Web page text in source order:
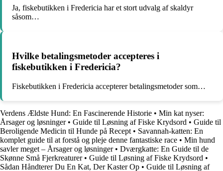
Ja, fiskebutikken i Fredericia har et stort udvalg af skaldyr
såsom…
Hvilke betalingsmetoder accepteres i
fiskebutikken i Fredericia?
Fiskebutikken i Fredericia accepterer betalingsmetoder som…
Verdens Ældste Hund: En Fascinerende Historie • Min kat nyser:
Årsager og løsninger• Guide til Løsning af Fiske Krydsord • Guide til
Beroligende Medicin til Hunde på Recept • Savannah-katten: En
komplet guide til at forstå og pleje denne fantastiske race • Min hund
savler meget – Årsager og løsninger• Dværgkatte: En Guide til de
Skønne Små Fjerkreaturer• Guide til Løsning af Fiske Krydsord •
Sådan Håndterer Du En Kat, Der Kaster Op • Guide til Løsning af